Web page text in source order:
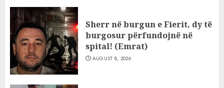
Sherr në burgun e Fierit, dy të
burgosur përfundojnë në
spital! (Emrat)
AUGUST 8, 2026